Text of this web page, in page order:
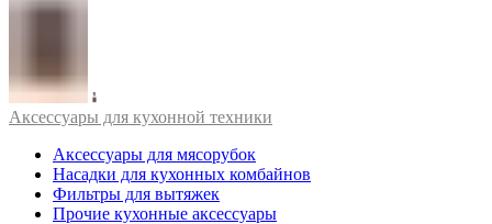
Аксессуары для кухонной техники
Аксессуары для мясорубок
Насадки для кухонных комбайнов
Фильтры для вытяжек
Прочие кухонные аксессуары